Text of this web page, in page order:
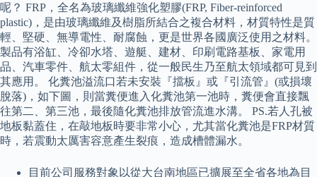
呢？ FRP，全名為玻璃纖維強化塑膠(FRP, Fiber-reinforced
plastic)，是由玻璃纖維及樹脂所結合之複合材料，材質特性是質
輕、堅硬、無導電性、耐腐蝕，更是世界各國廣泛使用之材料。
製品有浴缸、冷卻水塔、遊艇、建材、印刷電路基板、家電用
品、汽車零件、航太零組件，從一般民生乃至航太領域都可見到
其應用。 化糞池溢流口若未安裝『擋板』或『引流管』(或損壞
脫落)，如下圖，則當糞便進入化糞池第一池時，糞便會直接飄
往第二、第三池，最後隨化糞池排放管流進水溝。 PS.若人孔被
地板黏蓋住，在敲地板時要非常小心，尤其當化糞池是FRP材質
時，若震動太厲害容意產生裂痕，造成槽體漏水。
目前公司服務對象以從大台南地區已擴展至全省各地為目